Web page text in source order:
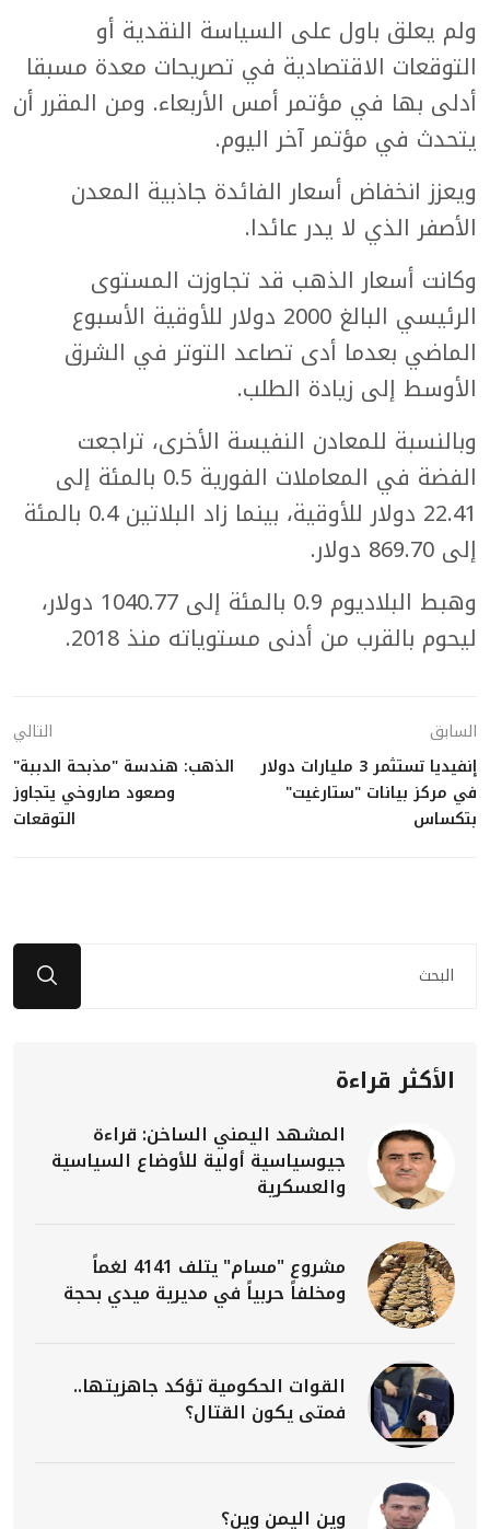
ولم يعلق باول على السياسة النقدية أو
التوقعات الاقتصادية في تصريحات معدة مسبقا
أدلى بها في مؤتمر أمس الأربعاء. ومن المقرر أن
يتحدث في مؤتمر آخر اليوم.
ويعزز انخفاض أسعار الفائدة جاذبية المعدن
الأصفر الذي لا يدر عائدا.
وكانت أسعار الذهب قد تجاوزت المستوى
الرئيسي البالغ 2000 دولار للأوقية الأسبوع
الماضي بعدما أدى تصاعد التوتر في الشرق
الأوسط إلى زيادة الطلب.
وبالنسبة للمعادن النفيسة الأخرى، تراجعت
الفضة في المعاملات الفورية 0.5 بالمئة إلى
22.41 دولار للأوقية، بينما زاد البلاتين 0.4 بالمئة
إلى 869.70 دولار.
وهبط البلاديوم 0.9 بالمئة إلى 1040.77 دولار،
ليحوم بالقرب من أدنى مستوياته منذ 2018.
السابق
إنفيديا تستثمر 3 مليارات دولار
في مركز بيانات "ستارغيت"
بتكساس
التالي
الذهب: هندسة "مذبحة الدببة"
وصعود صاروخي يتجاوز
التوقعات
الأكثر قراءة
المشهد اليمني الساخن: قراءة
جيوسياسية أولية للأوضاع السياسية
والعسكرية
مشروع "مسام" يتلف 4141 لغماً
ومخلفاً حربياً في مديرية ميدي بحجة
القوات الحكومية تؤكد جاهزيتها..
فمتى يكون القتال؟
وين اليمن وين؟